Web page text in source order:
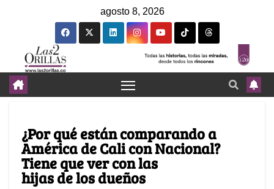
agosto 8, 2026
¿Por qué están comparando a
América de Cali con Nacional?
Tiene que ver con las
hijas de los dueños